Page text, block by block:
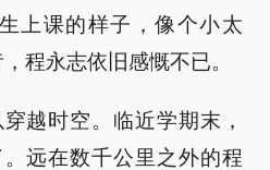
上课的样子，像个小太
程永志依旧感慨不已。
越时空。临近学期末，
远在数千公里之外的程